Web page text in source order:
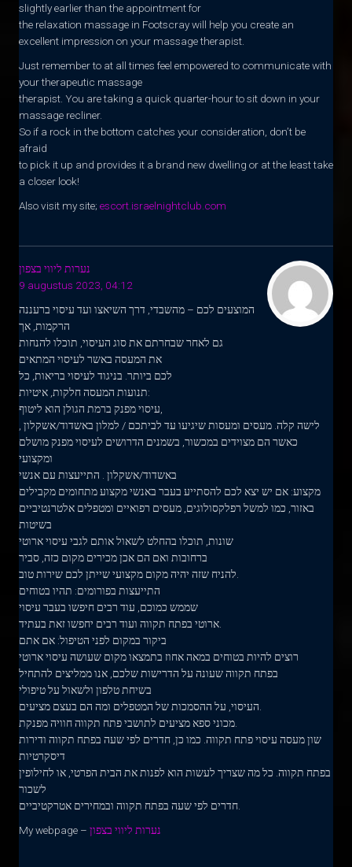
slightly earlier than the appointment for
the relaxation massage in Footscray will help you create an
excellent impression on your massage therapist.
Just remember to at all times feel empowered to communicate with
your therapeutic massage
therapist. You are taking a quick quarter-hour to sit down in your
massage recliner.
So if a rock in the bottom catches your consideration, don’t be
afraid
to pick it up and provides it a brand new dwelling or at the least take
a closer look!
Also visit my site; escort.israelnightclub.com
נערות ליווי בצפון
9 augustus 2023, 04:12
המוצעים לכם – מהשבדי, דרך השיאצו ועד עיסוי ברעננה
הרקמות, אך
גם לאחר שבחרתם את סוג העיסוי, תוכלו להנחות
את המעסה באשר לעיסוי המתאים
לכם ביותר. בניגוד לעיסוי בריאות, כל
תנועות המעסה חלקות, איטיות:
לישה קלה. מעסים ומעסות שיגיעו עד לביתכם / למלון באשדוד/אשקלון ,
כאשר הם מצוידים במכשור, בשמנים הדרושים לעיסוי מפנק מושלם
ומקצועי
באשדוד/אשקלון . התייעצות עם אנשי
מקצוע: אם יש יצא לכם להסתייע בעבר באנשי מקצוע מתחומים מקבילים
באזור, כמו למשל רפלקסולוגים, מעסים רפואיים ומטפלים אלטרנטיביים
בשיטות
שונות, תוכלו בהחלט לשאול אותם לגבי עיסוי ארוטי
ברחובות ואם הם אכן מכירים מקום כזה, סביר
התייעצות בפורומים: תהיו בטוחים
שממש כמוכם, עוד רבים חיפשו בעבר עיסוי
ביקור במקום לפני הטיפול: אם אתם
רוצים להיות בטוחים במאה אחוז בתמצאו מקום שעושה עיסוי ארוטי
בפתח תקווה שעונה על הדרישות שלכם, אנו ממליצים להתחיל
בשיחת טלפון ולשאול על טיפולי
שון מעסה עיסוי פתח תקווה. כמו כן, חדרים לפי שעה בפתח תקווה ודירות
דיסקרטיות
בפתח תקווה. כל מה שצריך לעשות הוא לפנות את הבית הפרטי, או לחילופין
לשכור
My webpage – נערות ליווי בצפון